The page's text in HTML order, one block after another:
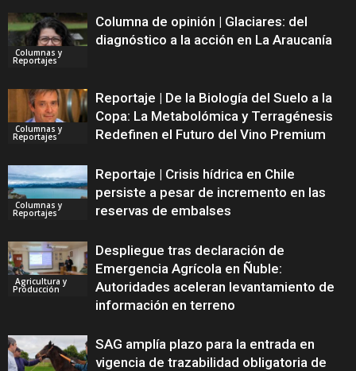
Columnas y
Reportajes
Columna de opinión | Glaciares: del
diagnóstico a la acción en La Araucanía
Columnas y
Reportajes
Reportaje | De la Biología del Suelo a la
Copa: La Metabolómica y Terragénesis
Redefinen el Futuro del Vino Premium
Columnas y
Reportajes
Reportaje | Crisis hídrica en Chile
persiste a pesar de incremento en las
reservas de embalses
Agricultura y
Producción
Despliegue tras declaración de
Emergencia Agrícola en Ñuble:
Autoridades aceleran levantamiento de
información en terreno
SAG amplía plazo para la entrada en
vigencia de trazabilidad obligatoria de